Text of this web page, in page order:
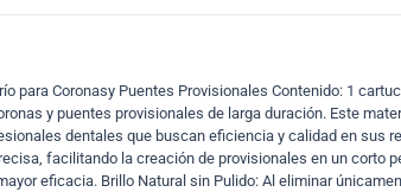
para Coronasy Puentes Provisionales Contenido: 1
y puentes provisionales de larga duración. Este
dentales que buscan eficiencia y calidad en
facilitando la creación de provisionales en un corto
eficacia. Brillo Natural sin Pulido: Al eliminar